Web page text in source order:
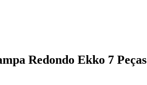
Redondo Ekko 7 Peças